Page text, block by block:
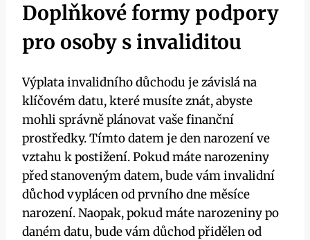
Doplňkové formy‍ podpory
pro osoby s invaliditou
Výplata‌ invalidního důchodu je závislá​ na
‍klíčovém datu, ⁤které⁤ musíte znát, ‍abyste
mohli správně plánovat vaše ​finanční
prostředky. Tímto datem je ​den narození ve⁣
vztahu k‍ postižení. Pokud ‌máte narozeniny
před stanoveným⁢ datem, bude vám ​invalidní
důchod vyplácen od⁣ prvního ‌dne‌ měsíce
narození.⁢ Naopak, pokud máte narozeniny po
daném ​datu, bude ​vám důchod přidělen​ od‌